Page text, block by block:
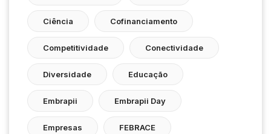
Ciência Cofinanciamento
Competitividade Conectividade
Diversidade Educação
Embrapii Embrapii Day
Empresas FEBRACE